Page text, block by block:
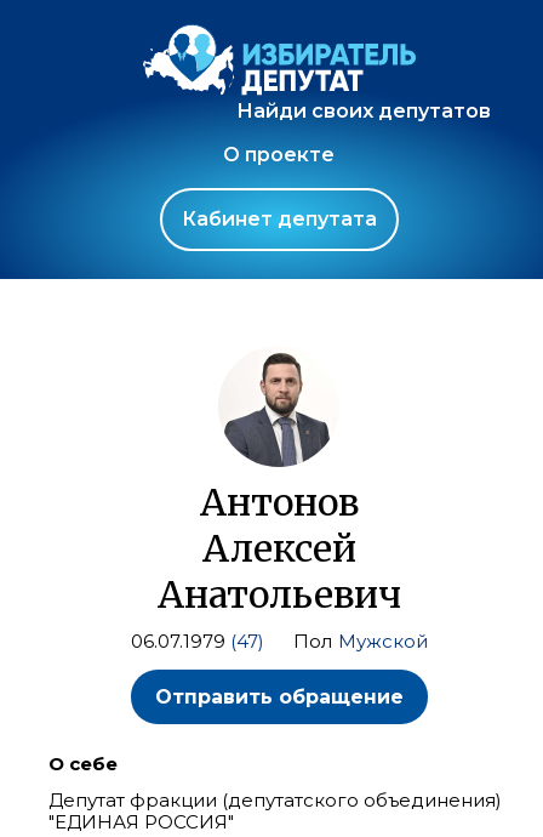
Найди своих депутатов
О проекте
Кабинет депутата
Антонов
Алексей
Анатольевич
06.07.1979 (47) Пол Мужской
Отправить обращение
О себе
Депутат фракции (депутатского объединения)
"ЕДИНАЯ РОССИЯ"